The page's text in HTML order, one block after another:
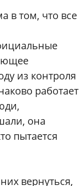
в том, что все
из контроля
работает
она
пытается
вернуться,